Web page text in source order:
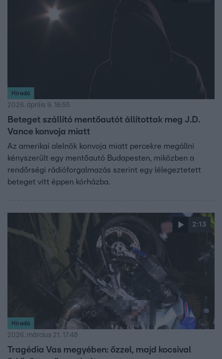
Híradó
2026. április 9. 16:55
Beteget szállító mentőautót állítottak meg J.D.
Vance konvoja miatt
Az amerikai alelnök konvoja miatt percekre megállni
kényszerült egy mentőautó Budapesten, miközben a
rendőrségi rádióforgalmazás szerint egy lélegeztetett
beteget vitt éppen kórházba.
2:13
Híradó
2026. március 21. 17:48
Tragédia Vas megyében: őzzel, majd kocsival